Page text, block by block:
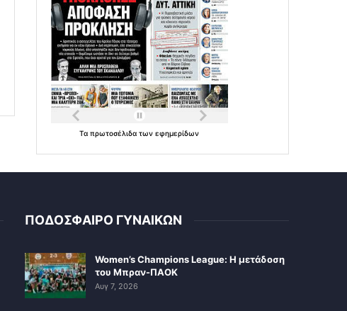
Ταπρωτοσέλιδατωνεφημερίδων
ΠΟΔΟΣΦΑΙΡΟ ΓΥΝΑΙΚΩΝ
Women’s Champions League: Η μετάδοση
του Μπραν-ΠΑΟΚ
Αυγ 7, 2026